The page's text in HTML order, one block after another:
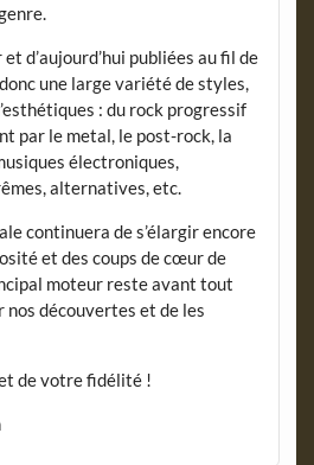
d’aujourd’hui publiées au fil de
une large variété de styles,
: du rock progressif
par le metal, le post-rock, la
électroniques,
alternatives, etc.
continuera de s’élargir encore
et des coups de cœur de
moteur reste avant tout
nos découvertes et de les
de votre fidélité !